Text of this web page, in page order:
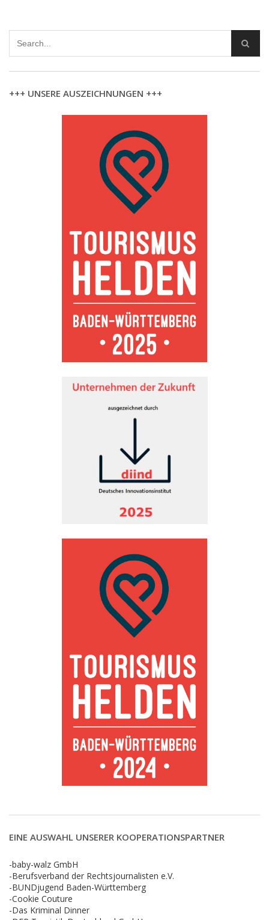
+++ UNSERE AUSZEICHNUNGEN +++
EINE AUSWAHL UNSERER KOOPERATIONSPARTNER
-baby-walz GmbH
-Berufsverband der Rechtsjournalisten e.V.
-BUNDjugend Baden-Württemberg
-Cookie Couture
-Das Kriminal Dinner